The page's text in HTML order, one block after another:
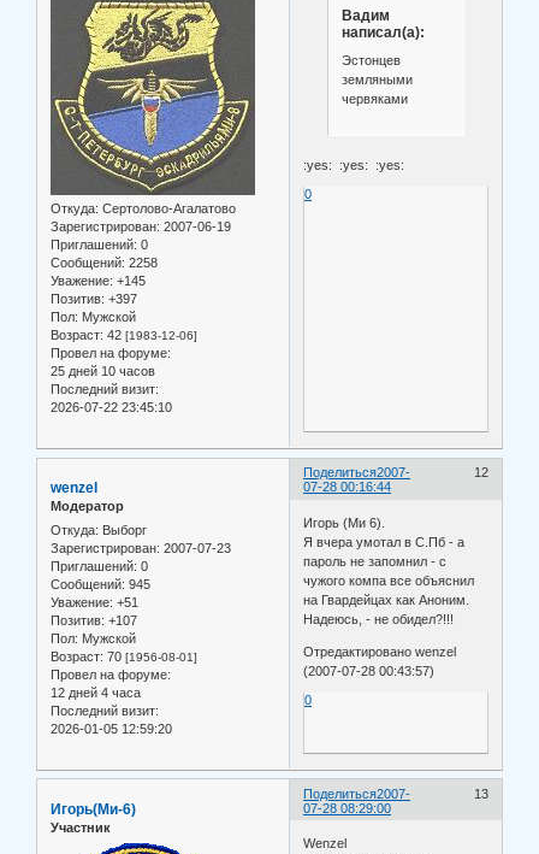
Откуда: Сертолово-Агалатово
Зарегистрирован: 2007-06-19
Приглашений: 0
Сообщений: 2258
Уважение: +145
Позитив: +397
Пол: Мужской
Возраст: 42 [1983-12-06]
Провел на форуме:
25 дней 10 часов
Последний визит:
2026-07-22 23:45:10
Вадим
написал(а):
Эстонцев
земляными
червяками
:yes: :yes: :yes:
0
Поделиться 12
2007-
07-28 00:16:44
wenzel
Модератор
Откуда: Выборг
Зарегистрирован: 2007-07-23
Приглашений: 0
Сообщений: 945
Уважение: +51
Позитив: +107
Пол: Мужской
Возраст: 70 [1956-08-01]
Провел на форуме:
12 дней 4 часа
Последний визит:
2026-01-05 12:59:20
Игорь (Ми 6).
Я вчера умотал в С.Пб - а
пароль не запомнил - с
чужого компа все объяснил
на Гвардейцах как Аноним.
Надеюсь, - не обидел?!!!
Отредактировано wenzel
(2007-07-28 00:43:57)
0
Поделиться 13
2007-
07-28 08:29:00
Игорь(Ми-6)
Участник
Wenzel